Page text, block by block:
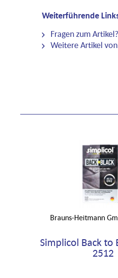
Weiterführende
Fragen zum Artikel?
Weitere Artikel
Brauns-Heitmann
Simplicol Back to
2512